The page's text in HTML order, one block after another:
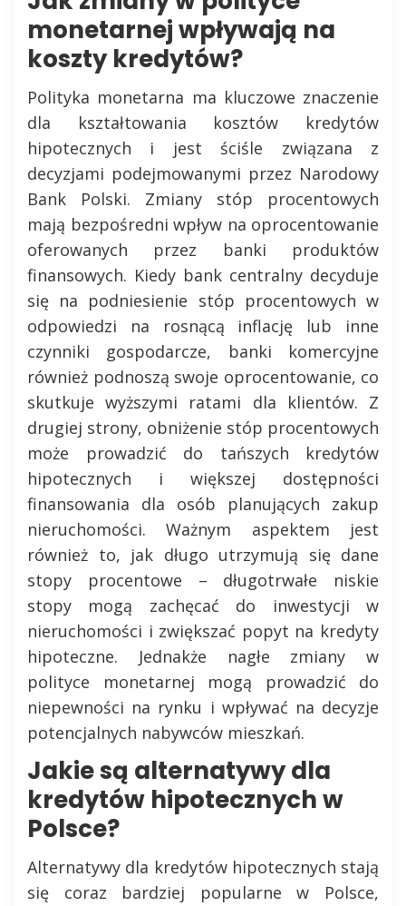
monetarnej wpływają na
koszty kredytów?
Polityka monetarna ma kluczowe znaczenie
dla kształtowania kosztów kredytów
hipotecznych i jest ściśle związana z
decyzjami podejmowanymi przez Narodowy
Bank Polski. Zmiany stóp procentowych
mają bezpośredni wpływ na oprocentowanie
oferowanych przez banki produktów
finansowych. Kiedy bank centralny decyduje
się na podniesienie stóp procentowych w
odpowiedzi na rosnącą inflację lub inne
czynniki gospodarcze, banki komercyjne
również podnoszą swoje oprocentowanie, co
skutkuje wyższymi ratami dla klientów. Z
drugiej strony, obniżenie stóp procentowych
może prowadzić do tańszych kredytów
hipotecznych i większej dostępności
finansowania dla osób planujących zakup
nieruchomości. Ważnym aspektem jest
również to, jak długo utrzymują się dane
stopy procentowe – długotrwałe niskie
stopy mogą zachęcać do inwestycji w
nieruchomości i zwiększać popyt na kredyty
hipoteczne. Jednakże nagłe zmiany w
polityce monetarnej mogą prowadzić do
niepewności na rynku i wpływać na decyzje
potencjalnych nabywców mieszkań.
Jakie są alternatywy dla
kredytów hipotecznych w
Polsce?
Alternatywy dla kredytów hipotecznych stają
się coraz bardziej popularne w Polsce,